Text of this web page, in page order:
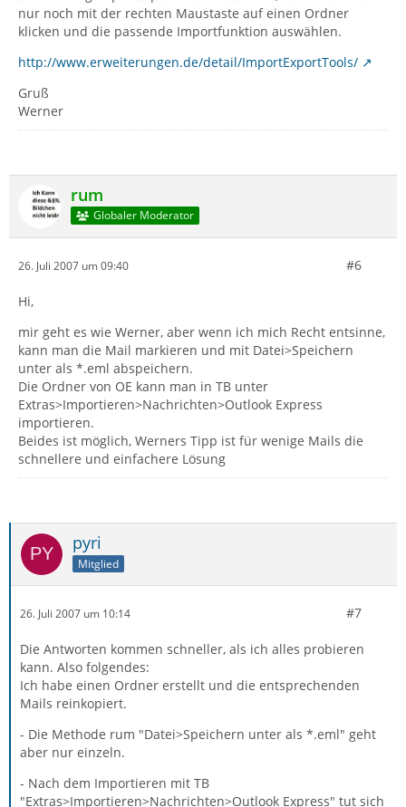
nur noch mit der rechten Maustaste auf einen Ordner
klicken und die passende Importfunktion auswählen.
http://www.erweiterungen.de/detail/ImportExportTools/
Gruß
Werner
rum
Globaler Moderator
26. Juli 2007 um 09:40 #6
Hi,
mir geht es wie Werner, aber wenn ich mich Recht entsinne,
kann man die Mail markieren und mit Datei>Speichern
unter als *.eml abspeichern.
Die Ordner von OE kann man in TB unter
Extras>Importieren>Nachrichten>Outlook Express
importieren.
Beides ist möglich, Werners Tipp ist für wenige Mails die
schnellere und einfachere Lösung
pyri
Mitglied
26. Juli 2007 um 10:14 #7
Die Antworten kommen schneller, als ich alles probieren
kann. Also folgendes:
Ich habe einen Ordner erstellt und die entsprechenden
Mails reinkopiert.
- Die Methode rum "Datei>Speichern unter als *.eml" geht
aber nur einzeln.
- Nach dem Importieren mit TB
"Extras>Importieren>Nachrichten>Outlook Express" tut sich